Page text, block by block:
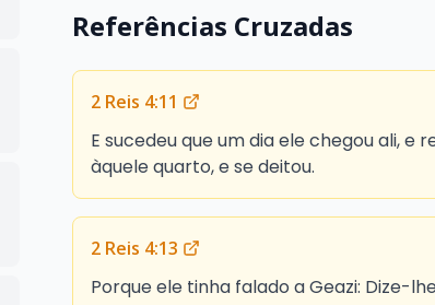
Referências Cruzadas
2 Reis 4:11
E sucedeu que um dia ele chegou ali, e
àquele quarto, e se deitou.
2 Reis 4:13
Porque ele tinha falado a Geazi: Dize-